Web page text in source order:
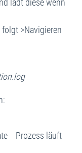
lädt diese wenn
>Navigieren
Prozess läuft